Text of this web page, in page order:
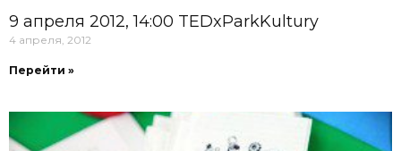
9 апреля 2012, 14:00 TEDxParkKultury
4 апреля, 2012
Перейти »